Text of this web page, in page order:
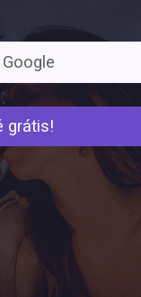
grátis!